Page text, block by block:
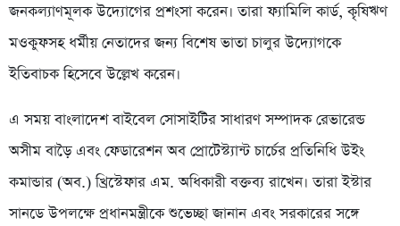
জনকল্যাণমূলক উদ্যোগের প্রশংসা করেন। তারা ফ্যামিলি কার্ড, কৃষিঋণ
মওকুফসহ ধর্মীয় নেতাদের জন্য বিশেষ ভাতা চালুর উদ্যোগকে
ইতিবাচক হিসেবে উল্লেখ করেন।
এ সময় বাংলাদেশ বাইবেল সোসাইটির সাধারণ সম্পাদক রেভারেন্ড
অসীম বাড়ৈ এবং ফেডারেশন অব প্রোটেস্ট্যান্ট চার্চের প্রতিনিধি উইং
কমান্ডার (অব.) খ্রিস্টেফার এম. অধিকারী বক্তব্য রাখেন। তারা ইস্টার
সানডে উপলক্ষে প্রধানমন্ত্রীকে শুভেচ্ছা জানান এবং সরকারের সঙ্গে